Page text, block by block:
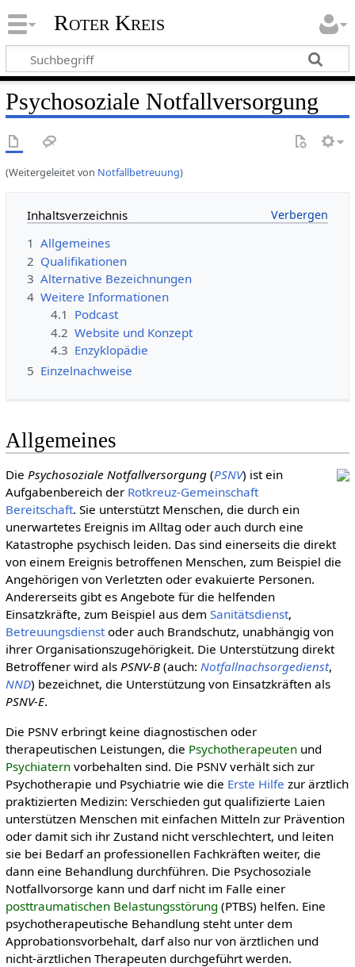
Roter Kreis
Psychosoziale Notfallversorgung
(Weitergeleitet von Notfallbetreuung)
Inhaltsverzeichnis
1 Allgemeines
2 Qualifikationen
3 Alternative Bezeichnungen
4 Weitere Informationen
4.1 Podcast
4.2 Website und Konzept
4.3 Enzyklopädie
5 Einzelnachweise
Allgemeines
Die Psychosoziale Notfallversorgung(PSNV) ist ein
Aufgabenbereich der Rotkreuz-Gemeinschaft
Bereitschaft. Sie unterstützt Menschen, die durch ein
unerwartetes Ereignis im Alltag oder auch durch eine
Katastrophe psychisch leiden. Das sind einerseits die direkt
von einem Ereignis betroffenen Menschen, zum Beispiel die
Angehörigen von Verletzten oder evakuierte Personen.
Andererseits gibt es Angebote für die helfenden
Einsatzkräfte, zum Beispiel aus dem Sanitätsdienst,
Betreuungsdienstoder auch Brandschutz, unabhängig von
ihrer Organisationszugehörigkeit. Die Unterstützung direkt
Betroffener wird als PSNV-B(auch: Notfallnachsorgedienst,
NND) bezeichnet, die Unterstützung von Einsatzkräften als
PSNV-E.
Die PSNV erbringt keine diagnostischen oder
therapeutischen Leistungen, die Psychotherapeutenund
Psychiaternvorbehalten sind. Die PSNV verhält sich zur
Psychotherapie und Psychiatrie wie die Erste Hilfe zur ärztlich
praktizierten Medizin: Verschieden gut qualifizierte Laien
unterstützen Menschen mit einfachen Mitteln zur Prävention
oder damit sich ihr Zustand nicht verschlechtert, und leiten
sie bei Bedarf an professionellen Fachkräften weiter, die
dann eine Behandlung durchführen. Die Psychosoziale
Notfallvorsorge kann und darf nicht im Falle einer
posttraumatischen Belastungsstörung (PTBS) helfen. Eine
psychotherapeutische Behandlung steht unter dem
Approbationsvorbehalt, darf also nur von ärztlichen und
nicht-ärztlichen Therapeuten durchgeführt werden.